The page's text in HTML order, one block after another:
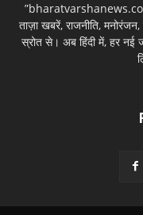
ताज़ा खबरें, राजनीति,
स्रोत से। अब हिंदी में, हर नई